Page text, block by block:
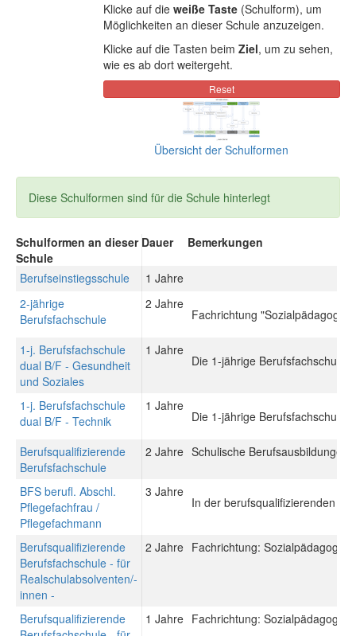
Klicke auf die weiße Taste(Schulform), um
Möglichkeiten an dieser Schule anzuzeigen.
Klicke auf die Tasten beim Ziel, um zu sehen,
wie es ab dort weitergeht.
Übersicht der Schulformen
Diese Schulformen sind für die Schule hinterlegt
Schulformen an dieser
Schule
Dauer Bemerkungen
Berufseinstiegsschule
1 Jahre
2-jährige
Berufsfachschule
2 Jahre
Fachrichtung "Sozialpädagogik"
1-j. Berufsfachschule
dual B/F - Gesundheit
und Soziales
1 Jahre
Die 1-jährige Berufsfachschule
1-j. Berufsfachschule
dual B/F - Technik
1 Jahre
Die 1-jährige Berufsfachschule
Berufsqualifizierende
Berufsfachschule
2 Jahre Schulische
BFS berufl. Abschl.
Pflegefachfrau /
Pflegefachmann
3 Jahre
In der berufsqualifizierenden
Berufsqualifizierende
Berufsfachschule - für
Realschulabsolventen/-
innen -
2 Jahre Fachrichtung:
Berufsqualifizierende
1 Jahre Fachrichtung: